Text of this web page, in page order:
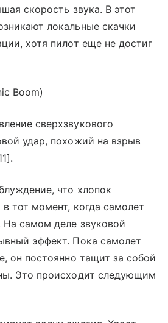
скорость звука. В этот
локальные скачки
хотя пилот еще не достиг
Boom)
сверхзвукового
удар, похожий на взрыв
что хлопок
тот момент, когда самолет
На самом деле звуковой
эффект. Пока самолет
он постоянно тащит за собой
Это происходит следующим